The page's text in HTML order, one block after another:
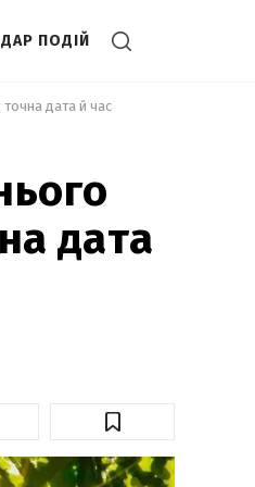
ПОДІЙ
дата й час
дата